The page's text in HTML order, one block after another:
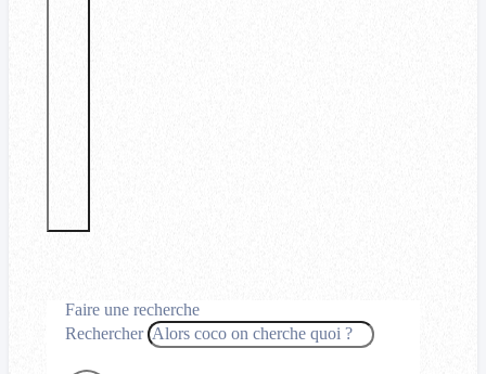
Faire une recherche
Rechercher